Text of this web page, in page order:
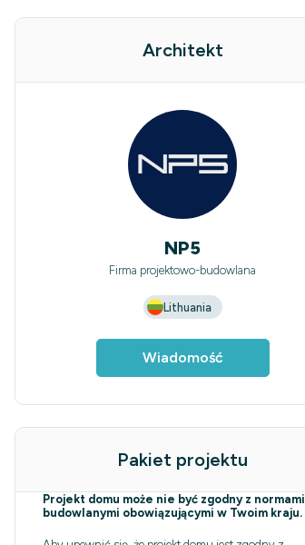
Architekt
NP5
Firma projektowo-budowlana
Lithuania
Wiadomość
Pakiet projektu
Projekt domu może nie być zgodny z normami
budowlanymi obowiązującymi w Twoim kraju.